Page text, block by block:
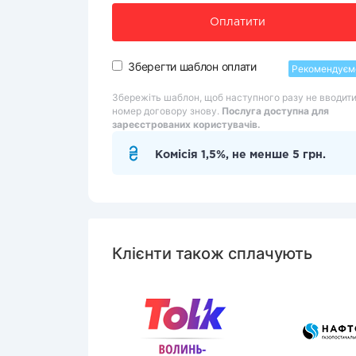
Оплатити
Зберегти шаблон оплати
Збережіть шаблон, щоб наступного разу не вводити
номер договору знову. Послуга доступна для
зареєстрованих користувачів.
Комісія 1,5%, не менше 5 грн.
Клієнти також сплачують